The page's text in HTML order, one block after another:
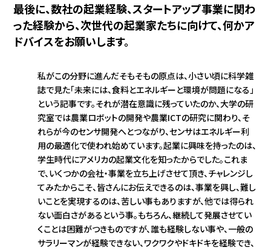
最後に、数社の起業経験、スタートアップ事業に関わ
った経験から、次世代の起業家たちに向けて、何かア
ドバイスをお願いします。
私がこの分野に進んだそもそもの原点は、小さい頃に科学雑
誌で見た「未来には、食料とエネルギーと環境が問題になる」
という記事です。それが潜在意識に残っていたのか、大学の研
究室では農業ロボットの開発や農業ICTの研究に関わり、そ
れらが今のセンサ開発へとつながり、センサはエネルギー利
用の最適化で使われ始めています。起業に興味を持ったのは、
学生時代にアメリカの起業文化を知ったからでした。これま
で、いくつかの会社・事業を立ち上げさせて頂き、チャレンジし
てみたからこそ、皆さんにお伝えできるのは、事業を興し、難し
いことを実現するのは、苦しい事もありますが、他では得られ
ない面白さがあるという事。もちろん、継続して発展させてい
くことは困難がつきものですが、誰も経験しない事や、一般の
サラリーマンが経験できない、ワクワクやドキドキを経験でき、